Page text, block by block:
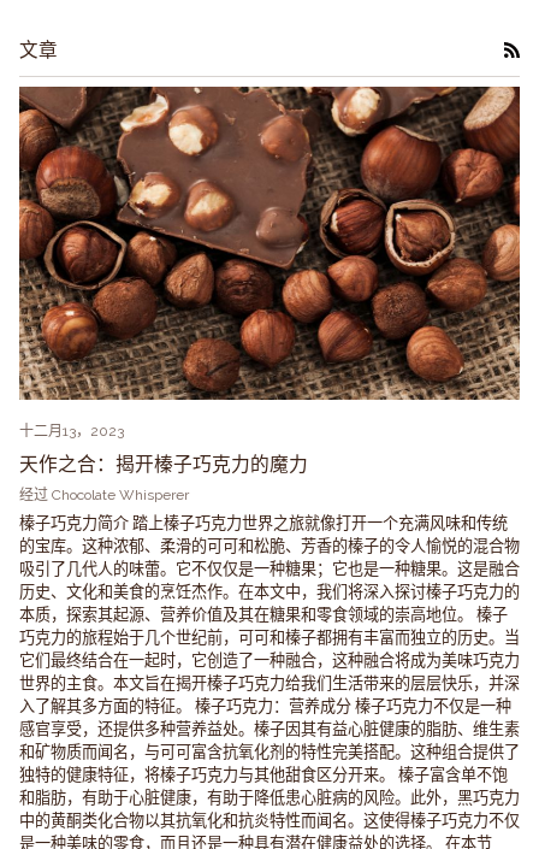
文章
十二月13，2023
天作之合：揭开榛子巧克力的魔力
经过 Chocolate Whisperer
榛子巧克力简介 踏上榛子巧克力世界之旅就像打开一个充满风味和传统
的宝库。这种浓郁、柔滑的可可和松脆、芳香的榛子的令人愉悦的混合物
吸引了几代人的味蕾。它不仅仅是一种糖果；它也是一种糖果。这是融合
历史、文化和美食的烹饪杰作。在本文中，我们将深入探讨榛子巧克力的
本质，探索其起源、营养价值及其在糖果和零食领域的崇高地位。 榛子
巧克力的旅程始于几个世纪前，可可和榛子都拥有丰富而独立的历史。当
它们最终结合在一起时，它创造了一种融合，这种融合将成为美味巧克力
世界的主食。本文旨在揭开榛子巧克力给我们生活带来的层层快乐，并深
入了解其多方面的特征。 榛子巧克力：营养成分 榛子巧克力不仅是一种
感官享受，还提供多种营养益处。榛子因其有益心脏健康的脂肪、维生素
和矿物质而闻名，与可可富含抗氧化剂的特性完美搭配。这种组合提供了
独特的健康特征，将榛子巧克力与其他甜食区分开来。 榛子富含单不饱
和脂肪，有助于心脏健康，有助于降低患心脏病的风险。此外，黑巧克力
中的黄酮类化合物以其抗氧化和抗炎特性而闻名。这使得榛子巧克力不仅
是一种美味的零食，而且还是一种具有潜在健康益处的选择。 在本节